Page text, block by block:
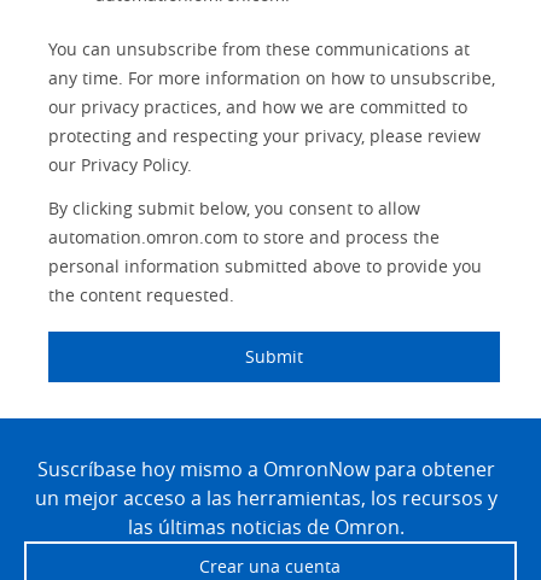
SYSMAC
Motion and
Drive
Panel
Building
Technical
Traceability
Training
Predictive
Maintenance
Flexible
Manufacturing
Sysmac Platform
Newsletter/Marketing
Product Launches
Strategic Business
Updates
Other
You can unsubscribe from these communications at
any time. For more information on how to unsubscribe,
our privacy practices, and how we are committed to
protecting and respecting your privacy, please review
our Privacy Policy.
By clicking submit below, you consent to allow
automation.omron.com to store and process the
personal information submitted above to provide you
the content requested.
Submit
FooterSuscríbase hoy mismo a OmronNow para obtener
un mejor acceso a las herramientas, los recursos y
las últimas noticias de Omron.
Crear una cuenta